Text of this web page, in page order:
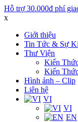
Hỗ trợ 30.000đ phí
x
Giới thiệu
Tin Tức & Sự
Thư Viện
Kiến
Kiến
Hình ảnh – Clip
Liên hệ
VI
VI
EN